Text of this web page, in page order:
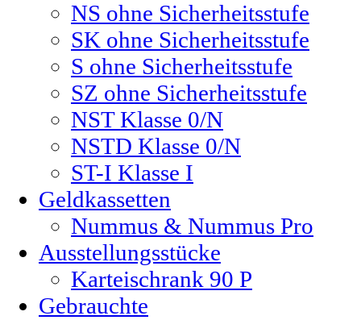
NS ohne Sicherheitsstufe
SK ohne Sicherheitsstufe
S ohne Sicherheitsstufe
SZ ohne Sicherheitsstufe
NST Klasse 0/N
NSTD Klasse 0/N
ST-I Klasse I
Geldkassetten
Nummus & Nummus Pro
Ausstellungsstücke
Karteischrank 90 P
Gebrauchte